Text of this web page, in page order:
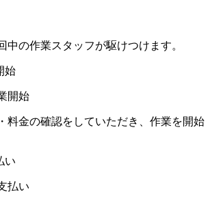
中の作業スタッフが駆けつけます。
始
料金の確認をしていただき、作業を開始
い